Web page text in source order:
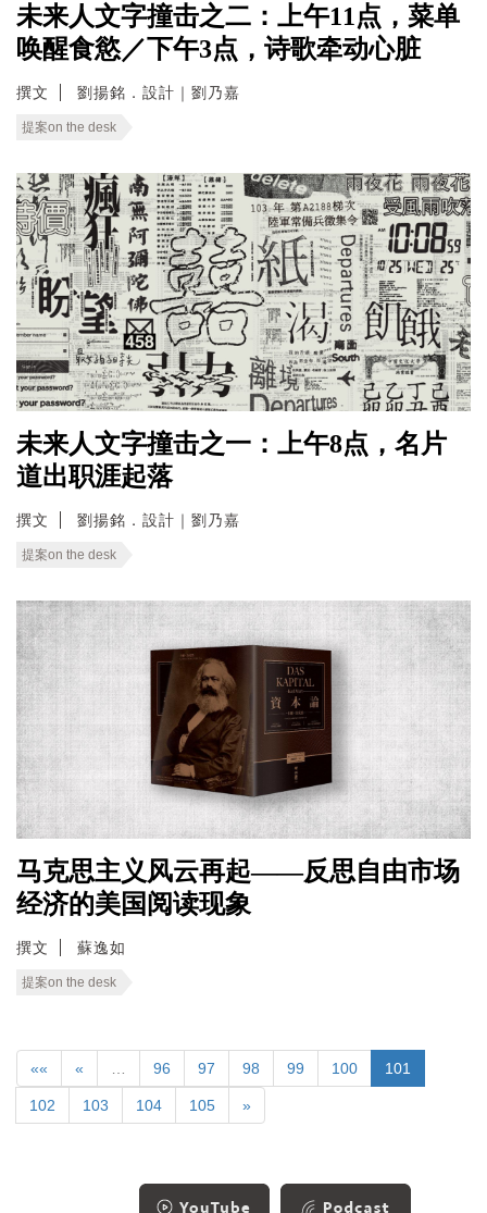
未来人文字撞击之二：上午11点，菜单
唤醒食慾／下午3点，诗歌牵动心脏
撰文 劉揚銘．設計｜劉乃嘉
提案on the desk
未来人文字撞击之一：上午8点，名片
道出职涯起落
撰文 劉揚銘．設計｜劉乃嘉
提案on the desk
马克思主义风云再起——反思自由市场
经济的美国阅读现象
撰文 蘇逸如
提案on the desk
«« « 96 97 98 99 100 101
102 103 104 105 »